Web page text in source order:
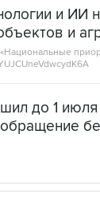
и ИИ
и
до 1 июля